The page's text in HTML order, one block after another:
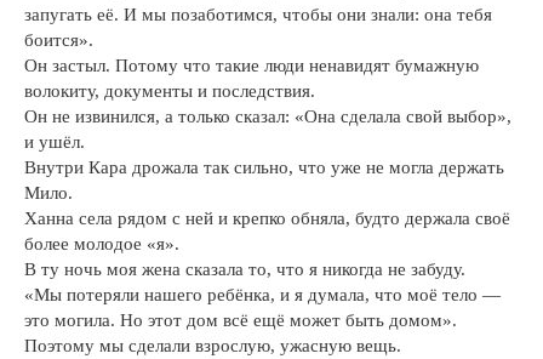
запугать её. И мы позаботимся, чтобы они знали: она тебя
боится».
Он застыл. Потому что такие люди ненавидят бумажную
волокиту, документы и последствия.
Он не извинился, а только сказал: «Она сделала свой выбор»,
и ушёл.
Внутри Кара дрожала так сильно, что уже не могла держать
Мило.
Ханна села рядом с ней и крепко обняла, будто держала своё
более молодое «я».
В ту ночь моя жена сказала то, что я никогда не забуду.
«Мы потеряли нашего ребёнка, и я думала, что моё тело —
это могила. Но этот дом всё ещё может быть домом».
Поэтому мы сделали взрослую, ужасную вещь.